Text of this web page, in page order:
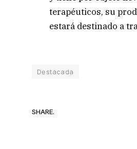
terapéuticos, su
estará destinado a
Destacada
SHARE.